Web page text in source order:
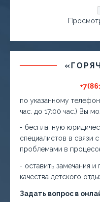
по указанному
час. до 17:00 час.) Вы
- бесплатную
специалистов в связи
проблемами в
- оставить замечания
качества детского
Задать вопрос в